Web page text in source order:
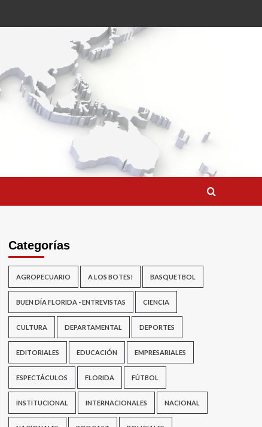
Categorías
AGROPECUARIO A LOS BOTES! BASQUETBOL
BUEN DÍA FLORIDA - ENTREVISTAS CIENCIA
CULTURA DEPARTAMENTAL DEPORTES
EDITORIALES EDUCACIÓN EMPRESARIALES
ESPECTÁCULOS FLORIDA FÚTBOL
INSTITUCIONAL INTERNACIONALES NACIONAL